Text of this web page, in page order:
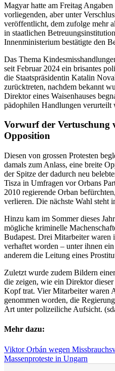
Magyar hatte am Freitag Angaben
vorliegenden, aber unter
veröffentlicht, dem zufolge mehr
in staatlichen
Innenministerium bestätigte den
Das Thema
seit Februar 2024 ein brisantes
die Staatspräsidentin Katalin
zurücktreten, nachdem bekannt
Direktor eines Waisenhauses
pädophilen Handlungen verurteilt
Vorwurf der Vertuschung
Opposition
Diesen von grossen Protesten
damals zum Anlass, eine breite
der Spitze der dadurch neu
Tisza in Umfragen vor Orbans
2010 regierende Orban
verlieren. Die nächste Wahl steht
Hinzu kam im Sommer dieses
mögliche kriminelle
Budapest. Drei Mitarbeiter waren
verhaftet worden – unter ihnen
anderem die Leitung eines
Zuletzt wurde zudem Bildern
die zeigen, wie ein Direktor
Kopf trat. Vier Mitarbeiter waren
genommen worden, die
Art unter polizeiliche Aufsicht.
Mehr dazu:
Viktor Orbán wegen
Massenproteste in Ungarn